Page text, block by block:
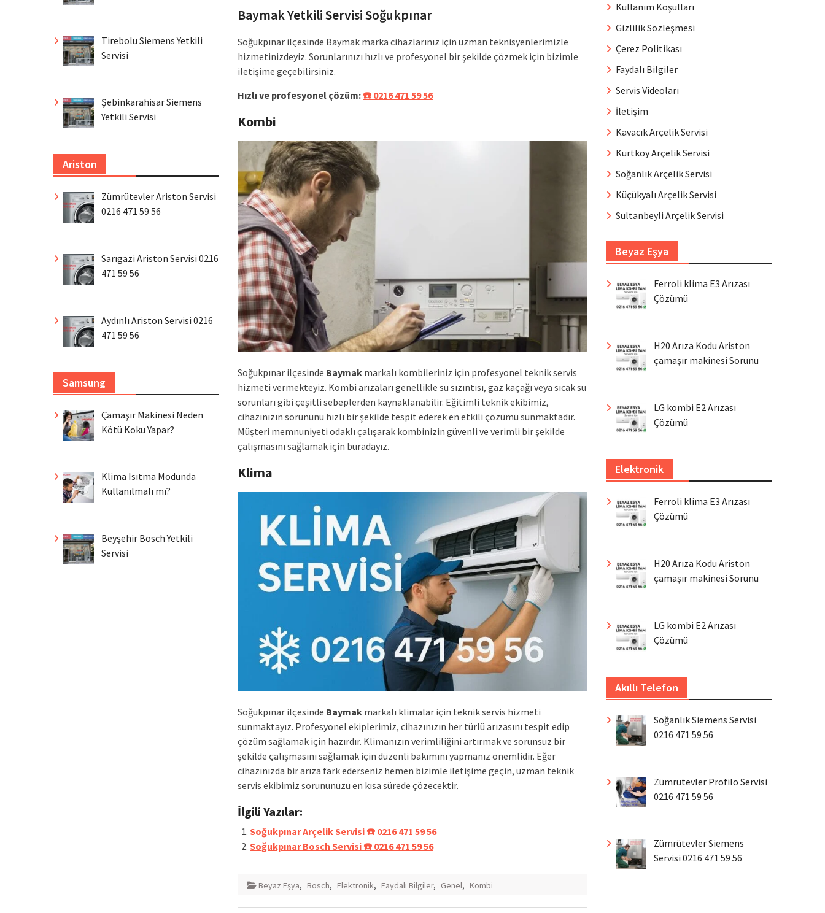
Baymak Yetkili Servisi Soğukpınar
Soğukpınar ilçesinde Baymak marka cihazlarınız için uzman teknisyenlerimizle
hizmetinizdeyiz. Sorunlarınızı hızlı ve profesyonel bir şekilde çözmek için bizimle
iletişime geçebilirsiniz.
Hızlı ve profesyonel çözüm:☎️ 0216 471 59 56
Kombi
Soğukpınar ilçesinde Baymak markalı kombileriniz için profesyonel teknik servis
hizmeti vermekteyiz. Kombi arızaları genellikle su sızıntısı, gaz kaçağı veya sıcak su
sorunları gibi çeşitli sebeplerden kaynaklanabilir. Eğitimli teknik ekibimiz,
cihazınızın sorununu hızlı bir şekilde tespit ederek en etkili çözümü sunmaktadır.
Müşteri memnuniyeti odaklı çalışarak kombinizin güvenli ve verimli bir şekilde
çalışmasını sağlamak için buradayız.
Klima
Soğukpınar ilçesinde Baymak markalı klimalar için teknik servis hizmeti
sunmaktayız. Profesyonel ekiplerimiz, cihazınızın her türlü arızasını tespit edip
çözüm sağlamak için hazırdır. Klimanızın verimliliğini artırmak ve sorunsuz bir
şekilde çalışmasını sağlamak için düzenli bakımını yapmanız önemlidir. Eğer
cihazınızda bir arıza fark ederseniz hemen bizimle iletişime geçin, uzman teknik
servis ekibimiz sorununuzu en kısa sürede çözecektir.
İlgili Yazılar:
Soğukpınar Arçelik Servisi ☎️ 0216 471 59 56
Soğukpınar Bosch Servisi ☎️ 0216 471 59 56
Beyaz Eşya, Bosch, Elektronik, Faydalı Bilgiler, Genel, Kombi
Kullanım Koşulları
Gizlilik Sözleşmesi
Çerez Politikası
Faydalı Bilgiler
Servis Videoları
İletişim
Kavacık Arçelik Servisi
Kurtköy Arçelik Servisi
Soğanlık Arçelik Servisi
Küçükyalı Arçelik Servisi
Sultanbeyli Arçelik Servisi
Beyaz Eşya
Ferroli klima E3 Arızası
Çözümü
H20 Arıza Kodu Ariston
çamaşır makinesi Sorunu
LG kombi E2 Arızası
Çözümü
Elektronik
Ferroli klima E3 Arızası
Çözümü
H20 Arıza Kodu Ariston
çamaşır makinesi Sorunu
LG kombi E2 Arızası
Çözümü
Akıllı Telefon
Soğanlık Siemens Servisi
0216 471 59 56
Zümrütevler Profilo Servisi
0216 471 59 56
Zümrütevler Siemens
Servisi 0216 471 59 56
Tirebolu Siemens Yetkili
Servisi
Şebinkarahisar Siemens
Yetkili Servisi
Ariston
Zümrütevler Ariston Servisi
0216 471 59 56
Sarıgazi Ariston Servisi 0216
471 59 56
Aydınlı Ariston Servisi 0216
471 59 56
Samsung
Çamaşır Makinesi Neden
Kötü Koku Yapar?
Klima Isıtma Modunda
Kullanılmalı mı?
Beyşehir Bosch Yetkili
Servisi